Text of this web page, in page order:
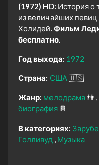
(1972) HD: История о
из величайших
Холидей.Фильм
бесплатно.
Год выхода: 1972
Страна: США🇺🇸
Жанр: мелодрама👫
биография 📔
В категориях:
Голливуд
Музыка